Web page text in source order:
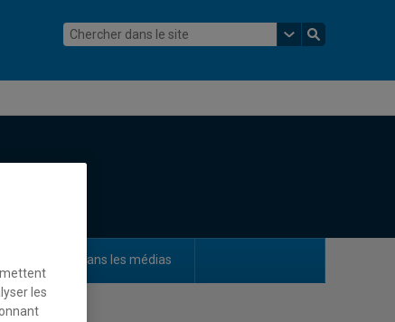
Dans les médias
les